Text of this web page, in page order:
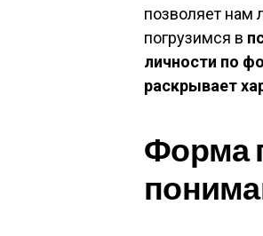
позволяет нам
погрузимся в
личности по
раскрывает
Форма